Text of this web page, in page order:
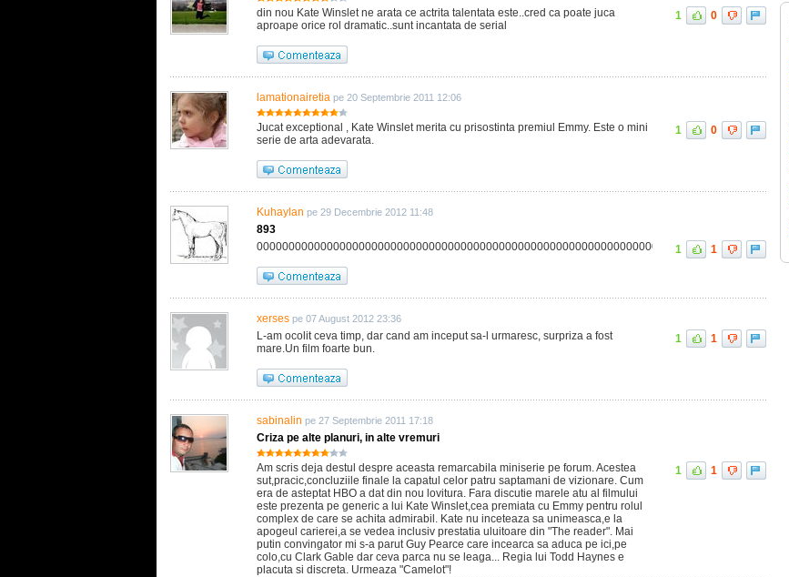
din nou Kate Winslet ne arata ce actrita talentata este..cred ca poate juca
aproape orice rol dramatic..sunt incantata de serial
1 0
lamationairetia pe 20 Septembrie 2011 12:06
Jucat exceptional , Kate Winslet merita cu prisostinta premiul Emmy. Este o mini
serie de arta adevarata.
1 0
Kuhaylan pe 29 Decembrie 2012 11:48
893
00000000000000000000000000000000000000000000000000000000000000000000
1 1
xerses pe 07 August 2012 23:36
L-am ocolit ceva timp, dar cand am inceput sa-l urmaresc, surpriza a fost
mare.Un film foarte bun.
1 1
sabinalin pe 27 Septembrie 2011 17:18
Criza pe alte planuri, in alte vremuri
Am scris deja destul despre aceasta remarcabila miniserie pe forum. Acestea
sut,pracic,concluziile finale la capatul celor patru saptamani de vizionare. Cum
era de asteptat HBO a dat din nou lovitura. Fara discutie marele atu al filmului
este prezenta pe generic a lui Kate Winslet,cea premiata cu Emmy pentru rolul
complex de care se achita admirabil. Kate nu inceteaza sa unimeasca,e la
apogeul carierei,a se vedea inclusiv prestatia uluitoare din "The reader". Mai
putin convingator mi s-a parut Guy Pearce care incearca sa aduca pe ici,pe
colo,cu Clark Gable dar ceva parca nu se leaga... Regia lui Todd Haynes e
placuta si discreta. Urmeaza "Camelot"!
1 1